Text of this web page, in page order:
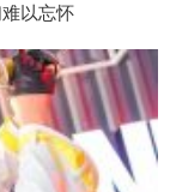
以忘怀